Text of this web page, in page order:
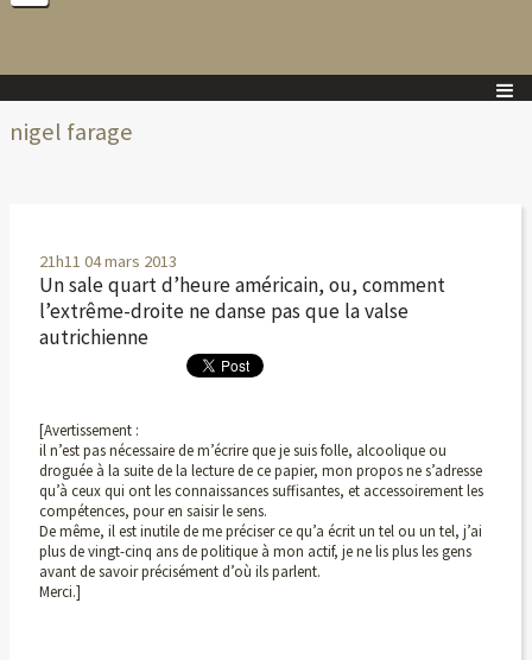
nigel farage
21h11 04mars 2013
Un sale quart d’heure américain, ou, comment
l’extrême-droite ne danse pas que la valse
autrichienne
[Avertissement :
il n’est pas nécessaire de m’écrire que je suis folle, alcoolique ou
droguée à la suite de la lecture de ce papier, mon propos ne s’adresse
qu’à ceux qui ont les connaissances suffisantes, et accessoirement les
compétences, pour en saisir le sens.
De même, il est inutile de me préciser ce qu’a écrit un tel ou un tel, j’ai
plus de vingt-cinq ans de politique à mon actif, je ne lis plus les gens
avant de savoir précisément d’où ils parlent.
Merci.]